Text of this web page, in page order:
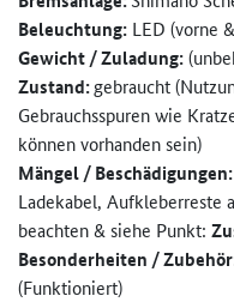
Beleuchtung: LED (vorne
Gewicht / Zuladung:
Zustand:gebraucht
Gebrauchsspuren wie
können vorhanden sein)
Mängel / Beschädigungen:
Ladekabel, Aufkleberreste
beachten & siehe Punkt:
Besonderheiten /
(Funktioniert)